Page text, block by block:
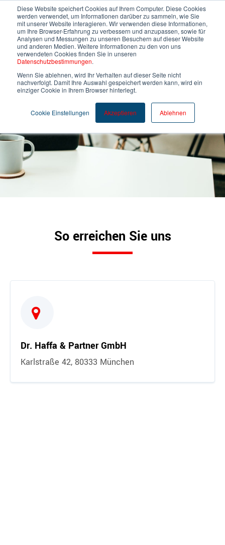
Diese Website speichert Cookies auf Ihrem Computer. Diese Cookies
werden verwendet, um Informationen darüber zu sammeln, wie Sie
mit unserer Website interagieren. Wir verwenden diese Informationen,
um Ihre Browser-Erfahrung zu verbessern und anzupassen, sowie für
Analysen und Messungen zu unseren Besuchern auf dieser Website
und anderen Medien. Weitere Informationen zu den von uns
verwendeten Cookies finden Sie in unseren
Datenschutzbestimmungen.
Wenn Sie ablehnen, wird Ihr Verhalten auf dieser Seite nicht
nachverfolgt. Damit Ihre Auswahl gespeichert werden kann, wird ein
einziger Cookie in Ihrem Browser hinterlegt.
Cookie Einstellungen Akzeptieren Ablehnen
Deutsch
Kontakt
So erreichen Sie uns
Dr. Haffa & Partner GmbH
Karlstraße 42, 80333 München